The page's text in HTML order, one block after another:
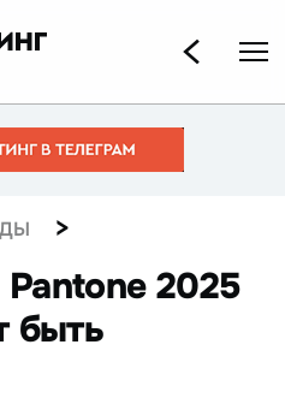
>
2025
быть